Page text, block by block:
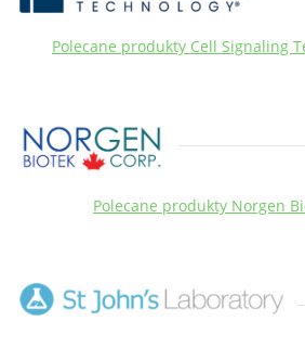
Polecane produkty Cell Signaling
Polecane produkty Norgen